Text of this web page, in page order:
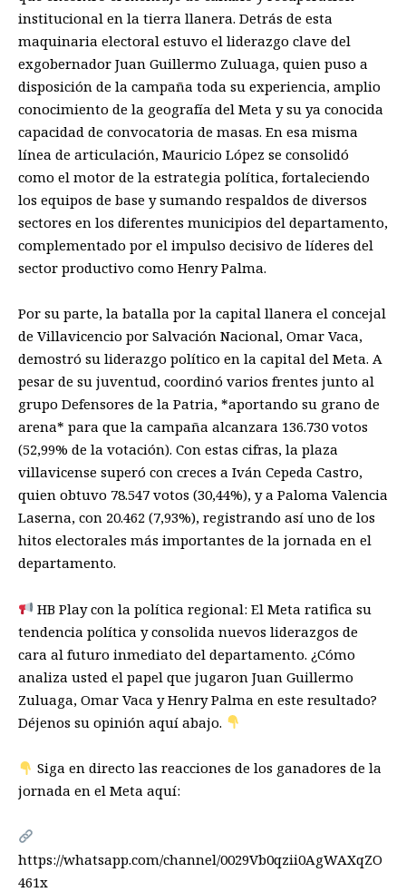
institucional en la tierra llanera. Detrás de esta
maquinaria electoral estuvo el liderazgo clave del
exgobernador Juan Guillermo Zuluaga, quien puso a
disposición de la campaña toda su experiencia, amplio
conocimiento de la geografía del Meta y su ya conocida
capacidad de convocatoria de masas. En esa misma
línea de articulación, Mauricio López se consolidó
como el motor de la estrategia política, fortaleciendo
los equipos de base y sumando respaldos de diversos
sectores en los diferentes municipios del departamento,
complementado por el impulso decisivo de líderes del
sector productivo como Henry Palma.
Por su parte, la batalla por la capital llanera el concejal
de Villavicencio por Salvación Nacional, Omar Vaca,
demostró su liderazgo político en la capital del Meta. A
pesar de su juventud, coordinó varios frentes junto al
grupo Defensores de la Patria, *aportando su grano de
arena* para que la campaña alcanzara 136.730 votos
(52,99% de la votación). Con estas cifras, la plaza
villavicense superó con creces a Iván Cepeda Castro,
quien obtuvo 78.547 votos (30,44%), y a Paloma Valencia
Laserna, con 20.462 (7,93%), registrando así uno de los
hitos electorales más importantes de la jornada en el
departamento.
HB Play con la política regional: El Meta ratifica su
tendencia política y consolida nuevos liderazgos de
cara al futuro inmediato del departamento. ¿Cómo
analiza usted el papel que jugaron Juan Guillermo
Zuluaga, Omar Vaca y Henry Palma en este resultado?
Déjenos su opinión aquí abajo.
Siga en directo las reacciones de los ganadores de la
jornada en el Meta aquí:
https://whatsapp.com/channel/0029Vb0qzii0AgWAXqZO
461x